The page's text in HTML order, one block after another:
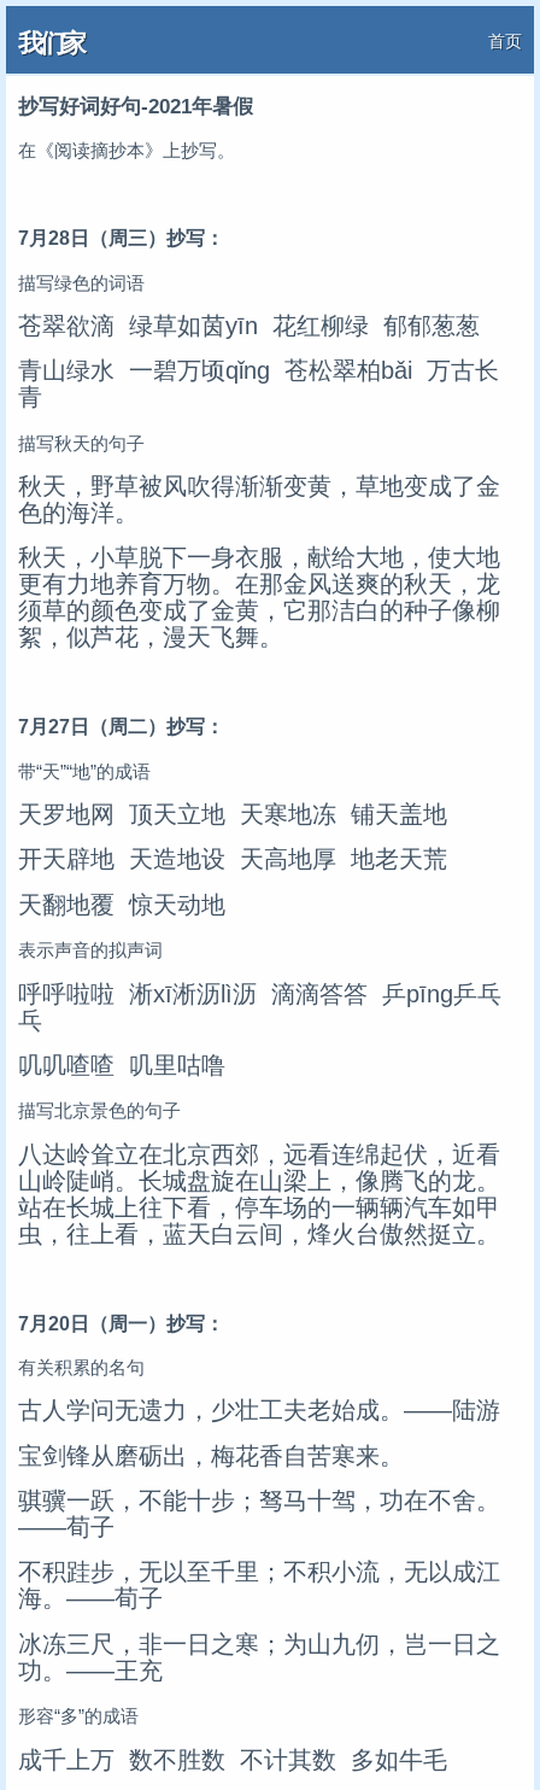
我们家 首页
抄写好词好句-2021年暑假
在《阅读摘抄本》上抄写。
7月28日（周三）抄写：
描写绿色的词语
苍翠欲滴 绿草如茵yīn 花红柳绿 郁郁葱葱
青山绿水 一碧万顷qǐng 苍松翠柏bǎi 万古长
青
描写秋天的句子
秋天，野草被风吹得渐渐变黄，草地变成了金
色的海洋。
秋天，小草脱下一身衣服，献给大地，使大地
更有力地养育万物。在那金风送爽的秋天，龙
须草的颜色变成了金黄，它那洁白的种子像柳
絮，似芦花，漫天飞舞。
7月27日（周二）抄写：
带“天”“地”的成语
天罗地网 顶天立地 天寒地冻 铺天盖地
开天辟地 天造地设 天高地厚 地老天荒
天翻地覆 惊天动地
表示声音的拟声词
呼呼啦啦 淅xī淅沥lì沥 滴滴答答 乒pīng乒乓
乓
叽叽喳喳 叽里咕噜
描写北京景色的句子
八达岭耸立在北京西郊，远看连绵起伏，近看
山岭陡峭。长城盘旋在山梁上，像腾飞的龙。
站在长城上往下看，停车场的一辆辆汽车如甲
虫，往上看，蓝天白云间，烽火台傲然挺立。
7月20日（周一）抄写：
有关积累的名句
古人学问无遗力，少壮工夫老始成。——陆游
宝剑锋从磨砺出，梅花香自苦寒来。
骐骥一跃，不能十步；驽马十驾，功在不舍。
——荀子
不积跬步，无以至千里；不积小流，无以成江
海。——荀子
冰冻三尺，非一日之寒；为山九仞，岂一日之
功。——王充
形容“多”的成语
成千上万 数不胜数 不计其数 多如牛毛